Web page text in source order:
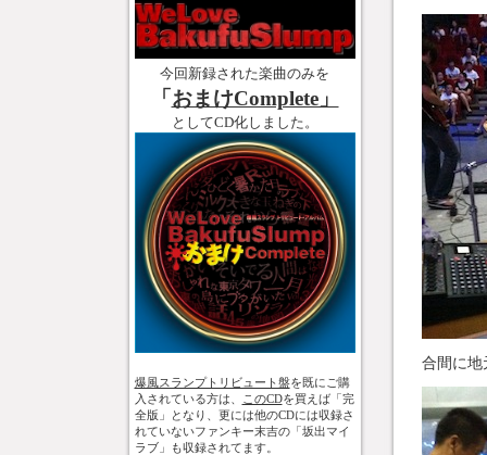
今回新録された楽曲のみを
「おまけComplete」
としてCD化しました。
爆風スランプトリビュート盤を既にご購
入されている方は、
このCDを買えば「完
全版」となり、更には他のCDには収録さ
れていないファンキー末吉の「坂出マイ
ラブ」も収録されてます。
合間に地